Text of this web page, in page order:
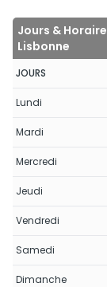
Jours &
Lisbonne
JOURS
Lundi
Mardi
Mercredi
Jeudi
Vendredi
Samedi
Dimanche